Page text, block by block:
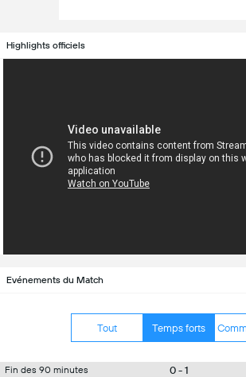
Highlights officiels
Evénements du Match
Tout Temps forts
Fin des 90 minutes 0 - 1